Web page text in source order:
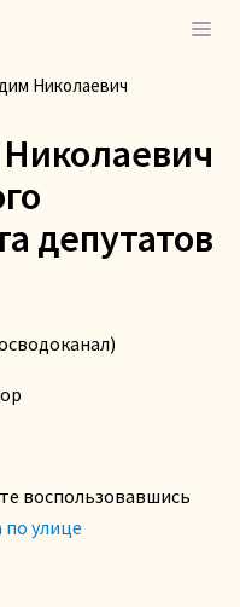
Николаевич
депутатов
воспользовавшись
по улице